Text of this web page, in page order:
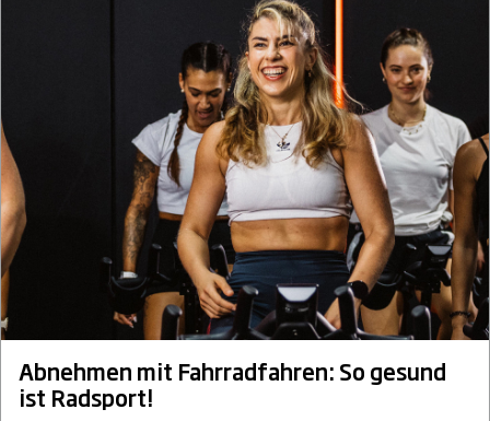
Abnehmen mit Fahrradfahren: So gesund
ist Radsport!